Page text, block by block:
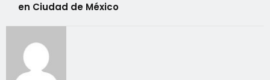
en Ciudad de México